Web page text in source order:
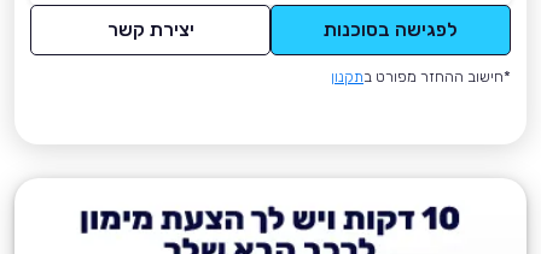
לפגישה בסוכנות יצירת קשר
*חישוב ההחזר מפורט בתקנון